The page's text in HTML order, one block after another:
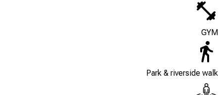
GYM
Park & riverside walk